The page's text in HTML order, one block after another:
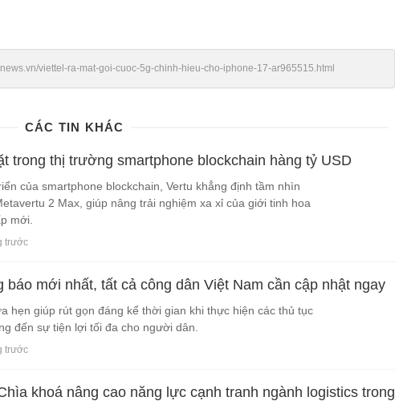
viettel-ra-mat-goi-cuoc-5g-chinh-hieu-cho-iphone-17-ar965515.html
CÁC TIN KHÁC
trong thị trường smartphone blockchain hàng tỷ USD
của smartphone blockchain, Vertu khẳng định tầm nhìn
2 Max, giúp nâng trải nghiệm xa xỉ của giới tinh hoa
mới.
trước
báo mới nhất, tất cả công dân Việt Nam cần cập nhật ngay
hẹn giúp rút gọn đáng kể thời gian khi thực hiện các thủ tục
đến sự tiện lợi tối đa cho người dân.
trước
khoá nâng cao năng lực cạnh tranh ngành logistics trong